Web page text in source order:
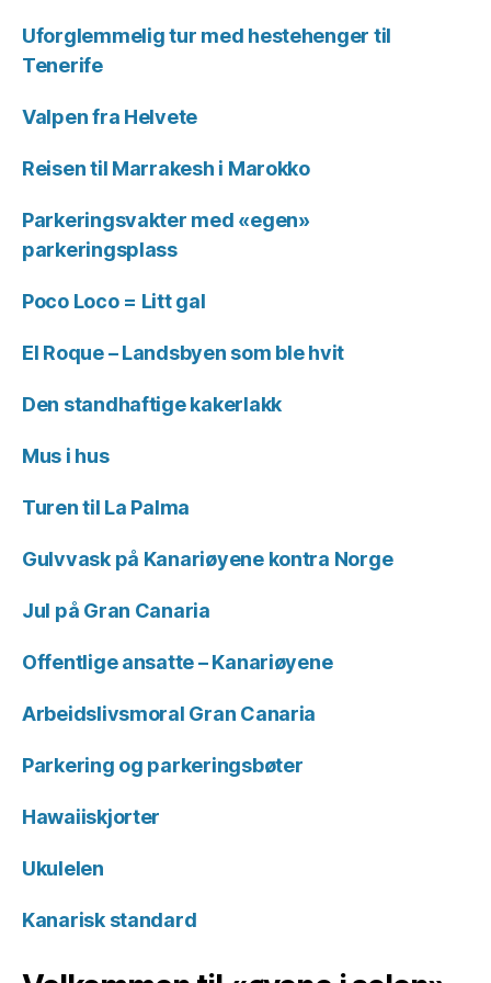
Uforglemmelig tur med hestehenger til
Tenerife
Valpen fra Helvete
Reisen til Marrakesh i Marokko
Parkeringsvakter med «egen»
parkeringsplass
Poco Loco = Litt gal
El Roque – Landsbyen som ble hvit
Den standhaftige kakerlakk
Mus i hus
Turen til La Palma
Gulvvask på Kanariøyene kontra Norge
Jul på Gran Canaria
Offentlige ansatte – Kanariøyene
Arbeidslivsmoral Gran Canaria
Parkering og parkeringsbøter
Hawaiiskjorter
Ukulelen
Kanarisk standard